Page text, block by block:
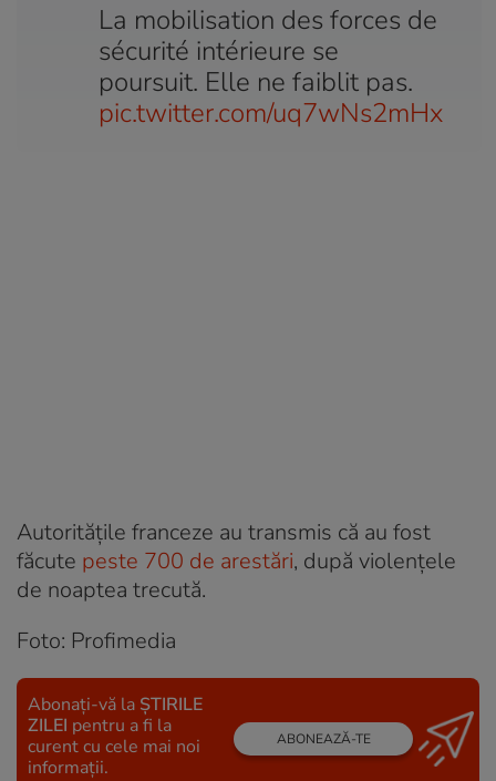
La mobilisation des forces de
sécurité intérieure se
poursuit. Elle ne faiblit pas.
pic.twitter.com/uq7wNs2mHx
Autoritățile franceze au transmis că au fost
făcute peste 700 de arestări, după violențele
de noaptea trecută.
Foto: Profimedia
Abonați-vă la ȘTIRILE
ZILEI pentru a fi la
curent cu cele mai noi
informații.
ABONEAZĂ-TE